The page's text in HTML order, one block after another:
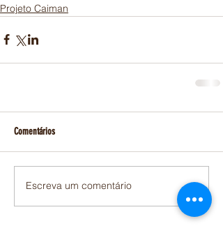
Projeto Caiman
Comentários
Escreva um comentário